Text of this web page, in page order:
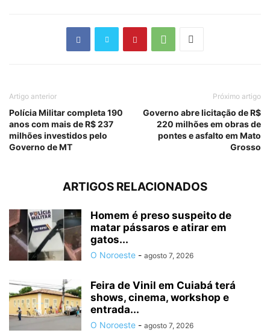
Artigo anterior
Polícia Militar completa 190
anos com mais de R$ 237
milhões investidos pelo
Governo de MT
Próximo artigo
Governo abre licitação de R$
220 milhões em obras de
pontes e asfalto em Mato
Grosso
ARTIGOS RELACIONADOS
Homem é preso suspeito de
matar pássaros e atirar em
gatos...
O Noroeste - agosto 7, 2026
Feira de Vinil em Cuiabá terá
shows, cinema, workshop e
entrada...
O Noroeste - agosto 7, 2026